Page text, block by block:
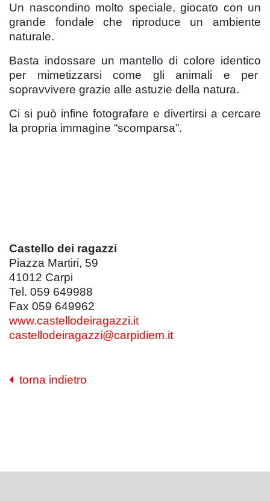
Un nascondino molto speciale, giocato con un
grande fondale che riproduce un ambiente
naturale.
Basta indossare un mantello di colore identico
per mimetizzarsi come gli animali e per
sopravvivere grazie alle astuzie della natura.
Ci si può infine fotografare e divertirsi a cercare
la propria immagine “scomparsa”.
Castello dei ragazzi
Piazza Martiri, 59
41012 Carpi
Tel. 059 649988
Fax 059 649962
www.castellodeiragazzi.it
castellodeiragazzi@carpidiem.it
torna indietro